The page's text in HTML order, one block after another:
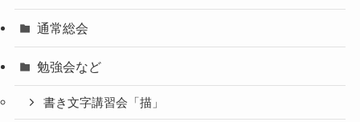
通常総会
勉強会など
書き文字講習会「描」